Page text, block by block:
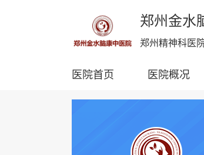
郑州金水
郑州精神科医
医院首页 医院概况